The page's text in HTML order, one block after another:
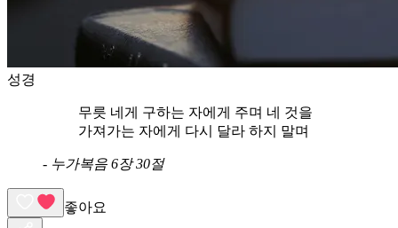
성경
무릇 네게 구하는 자에게 주며 네 것을
가져가는 자에게 다시 달라 하지 말며
- 누가복음 6장 30절
좋아요